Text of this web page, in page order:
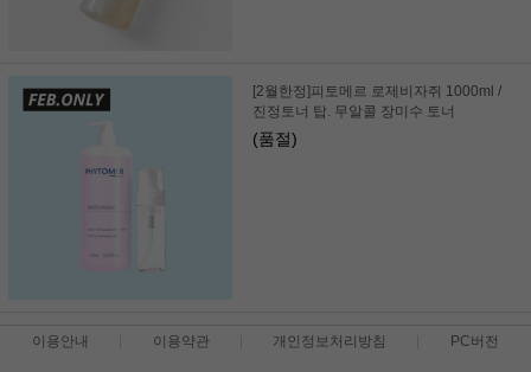
[2월한정]피토메르 로제비자쥐 1000ml /
진정토너 탑. 무알콜 장미수 토너
(품절)
이용안내 이용약관 개인정보처리방침 PC버전